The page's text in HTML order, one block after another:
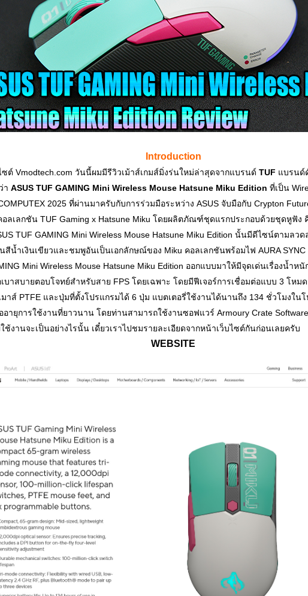
Introduction
ต์ Vmodtech.com วันนี้ผมมีรีวิวเม้าส์เกมส์มิ่งร่นใหม่ล่าสุดจากแบรนด์ TUF แบรนด์
า ASUS TUF GAMING Mini Wireless Mouse Hatsune Miku Edition ที่เป็น
2025 ที่ผ่านมาครับกับการร่วมมือระหว่าง ASUS จับมือกับ Crypton
อลเลกชัน TUF Gaming x Hatsune Miku โดยผลิตภัณฑ์ชุดแรกประกอบด้วยชุดหูฟัง
TUF GAMING Mini Wireless Mouse Hatsune Miku Edition นั้นมีดีไซน์ตามลวด
น้ำเงินเขียวและชมพูอันเป็นเอกลักษณ์ของ Miku คอลเลกชันพร้อมไฟ AURA SYNC
Mini Wireless Mouse Hatsune Miku Edition ออกแบบมาให้มีจุดเด่นเรื่องน้ำห
บาสบายตอบโจทย์สำหรับสาย FPS โดยเฉพาะ โดยมีฟีเจอร์การเชื่อมต่อแบบ 3 โหม
าส์ PTFE และปุ่มที่ตั้งโปรแกรมได้ 6 ปุ่ม แบตเตอรี่ใช้งานได้นานถึง 134 ชั่วโมงใน
อายุการใช้งานที่ยาวนาน โดยท่านสามารถใช้งานซอฟแวร์ Armoury Crate
งานจะเป็นอย่างไรนั้น เดี๋ยวเราไปชมรายละเอียดจากหน้าเว็บไซต์กันก่อนเลยครับ
WEBSITE